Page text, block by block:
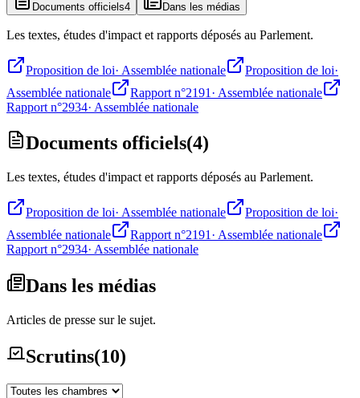
Documents officiels4 Dans les médias
Les textes, études d'impact et rapports déposés au Parlement.
Proposition de loi· Assemblée nationale Proposition de loi·
Assemblée nationale
Rapport n°2191 · Assemblée nationale
Rapport n°2934· Assemblée nationale
Documents officiels(4)
Les textes, études d'impact et rapports déposés au Parlement.
Proposition de loi· Assemblée nationale Proposition de loi·
Assemblée nationale
Rapport n°2191 · Assemblée nationale
Rapport n°2934· Assemblée nationale
Dans les médias
Articles de presse sur le sujet.
Scrutins(10)